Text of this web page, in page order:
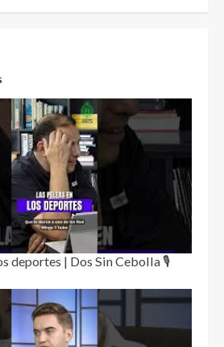
deportes | Dos Sin Cebolla 🎙️
3